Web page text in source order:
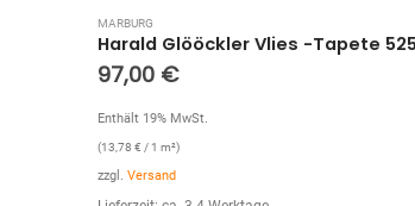
MARBURG
DEUX – 217 (Silber)
42,95€
Enthält 19% MwSt.
(42,95 € / 1 m²)
zzgl. Versand